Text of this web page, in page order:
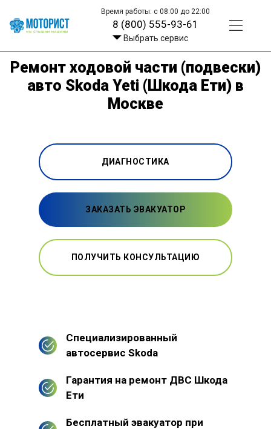
Время работы: с 08:00 до 22:00
8 (800) 555-93-61
Выбрать сервис
Ремонт ходовой части (подвески)
авто Skoda Yeti (Шкода Ети) в
Москве
ДИАГНОСТИКА
ЗАКАЗАТЬ ЭВАКУАТОР
ПОЛУЧИТЬ КОНСУЛЬТАЦИЮ
Специализированный
автосервис Skoda
Гарантия на ремонт ДВС Шкода
Ети
Бесплатный эвакуатор при